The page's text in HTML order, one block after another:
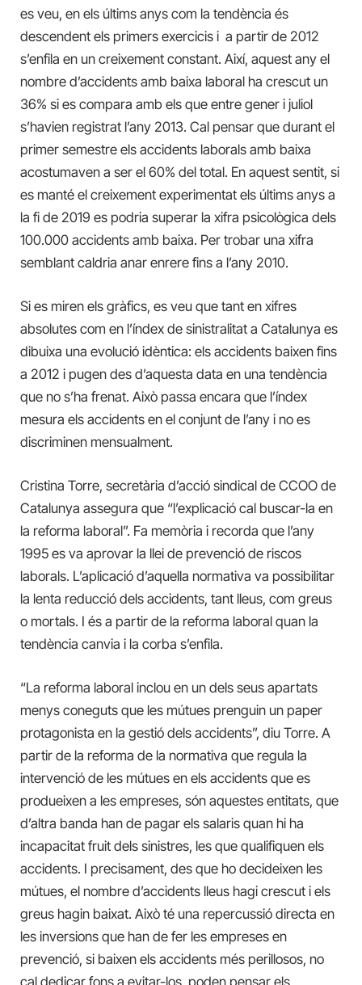
es veu, en els últims anys com la tendència és
descendent els primers exercicis i a partir de 2012
s’enfila en un creixement constant. Així, aquest any el
nombre d’accidents amb baixa laboral ha crescut un
36% si es compara amb els que entre gener i juliol
s’havien registrat l’any 2013. Cal pensar que durant el
primer semestre els accidents laborals amb baixa
acostumaven a ser el 60% del total. En aquest sentit, si
es manté el creixement experimentat els últims anys a
la fi de 2019 es podria superar la xifra psicològica dels
100.000 accidents amb baixa. Per trobar una xifra
semblant caldria anar enrere fins a l’any 2010.
Si es miren els gràfics, es veu que tant en xifres
absolutes com en l’índex de sinistralitat a Catalunya es
dibuixa una evolució idèntica: els accidents baixen fins
a 2012 i pugen des d’aquesta data en una tendència
que no s’ha frenat. Això passa encara que l’índex
mesura els accidents en el conjunt de l’any i no es
discriminen mensualment.
Cristina Torre, secretària d’acció sindical de CCOO de
Catalunya assegura que “l’explicació cal buscar-la en
la reforma laboral”. Fa memòria i recorda que l’any
1995 es va aprovar la llei de prevenció de riscos
laborals. L’aplicació d’aquella normativa va possibilitar
la lenta reducció dels accidents, tant lleus, com greus
o mortals. I és a partir de la reforma laboral quan la
tendència canvia i la corba s’enfila.
“La reforma laboral inclou en un dels seus apartats
menys coneguts que les mútues prenguin un paper
protagonista en la gestió dels accidents”, diu Torre. A
partir de la reforma de la normativa que regula la
intervenció de les mútues en els accidents que es
produeixen a les empreses, són aquestes entitats, que
d’altra banda han de pagar els salaris quan hi ha
incapacitat fruit dels sinistres, les que qualifiquen els
accidents. I precisament, des que ho decideixen les
mútues, el nombre d’accidents lleus hagi crescut i els
greus hagin baixat. Això té una repercussió directa en
les inversions que han de fer les empreses en
prevenció, si baixen els accidents més perillosos, no